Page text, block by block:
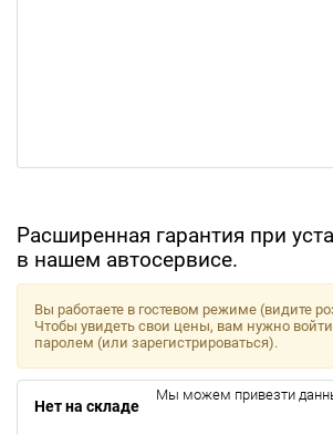
Расширенная гарантия при
в нашем автосервисе.
Вы работаете в гостевом режиме (видите
Чтобы увидеть свои цены, вам нужно
паролем (или зарегистрироваться).
Нет на складе
Мы можем привезти